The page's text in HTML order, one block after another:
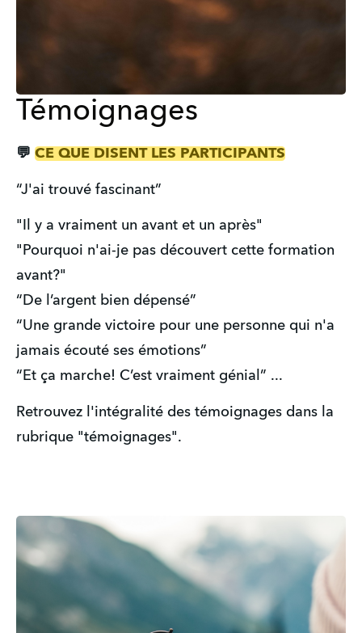
Témoignages
💬 CE QUE DISENT LES PARTICIPANTS
“J'ai trouvé fascinant”
"Il y a vraiment un avant et un après"
"Pourquoi n'ai-je pas découvert cette formation
avant?"
“De l’argent bien dépensé”
“Une grande victoire pour une personne qui n'a
jamais écouté ses émotions”
“Et ça marche! C’est vraiment génial” ...
Retrouvez l'intégralité des témoignages dans la
rubrique "témoignages".